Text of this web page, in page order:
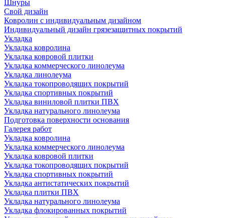
Шнуры
Свой дизайн
Ковролин с индивидуальным дизайном
Индивидуальный дизайн грязезащитных покрытий
Укладка
Укладка ковролина
Укладка ковровой плитки
Укладка коммерческого линолеума
Укладка линолеума
Укладка токопроводящих покрытий
Укладка спортивных покрытий
Укладка виниловой плитки ПВХ
Укладка натурального линолеума
Подготовка поверхности основания
Галерея работ
Укладка ковролина
Укладка коммерческого линолеума
Укладка ковровой плитки
Укладка токопроводящих покрытий
Укладка спортивных покрытий
Укладка антистатических покрытий
Укладка плитки ПВХ
Укладка натурального линолеума
Укладка флокированных покрытий